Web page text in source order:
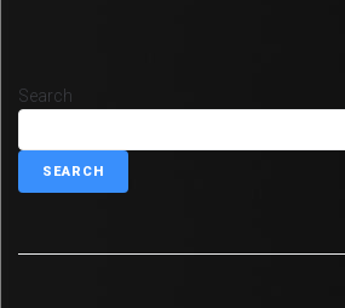
Search
SEARCH